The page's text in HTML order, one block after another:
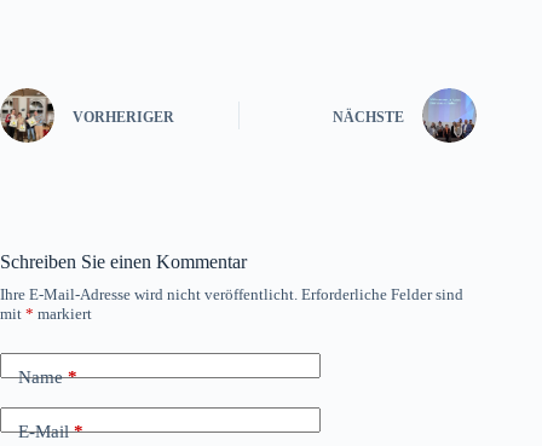
VORHERIGER NÄCHSTE
Schreiben Sie einen Kommentar
Ihre E-Mail-Adresse wird nicht veröffentlicht. Erforderliche Felder sind
mit * markiert
Name*
E-Mail*